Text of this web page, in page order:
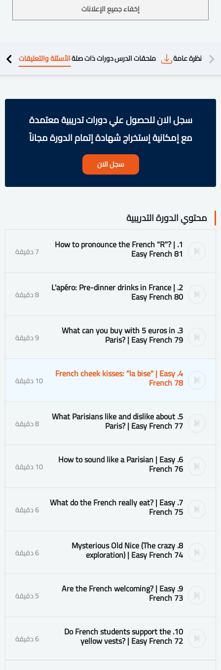
إخفاء جميع الإعلانات
نظرة عامة ملحقات الدرسدورات ذات صلةالأسئلة والتعليقات
سجل الان للحصول علي دورات تدريبية معتمدة
مع إمكانية إستخراج شهادة إتمام الدورة مجاناً
سجل الان
محتوي الدورة التدريبية
1. How to pronounce the French "R"? |
Easy French 81 7 دقيقة
2. L'apéro: Pre-dinner drinks in France |
Easy French 80 8 دقيقة
3. What can you buy with 5 euros in
Paris? | Easy French 79 9 دقيقة
4. French cheek kisses: "la bise" | Easy
French 78 10 دقيقة
5. What Parisians like and dislike about
Paris? | Easy French 77 8 دقيقة
6. How to sound like a Parisian | Easy
French 76 10 دقيقة
7. What do the French really eat? | Easy
French 75 6 دقيقة
8. Mysterious Old Nice (The crazy
exploration) | Easy French 74 6 دقيقة
9. Are the French welcoming? | Easy
French 73 5 دقيقة
10. Do French students support the
yellow vests? | Easy French 72 6 دقيقة